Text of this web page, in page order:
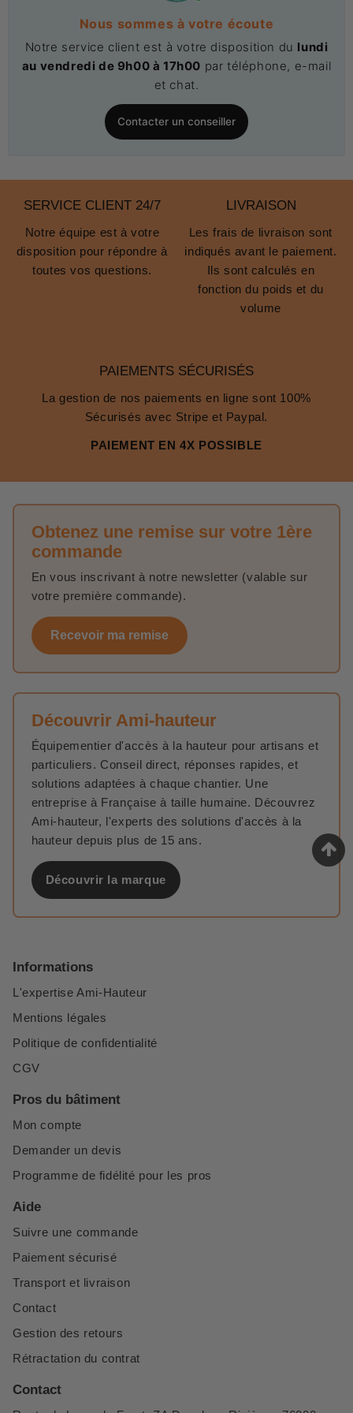
Nous sommes à votre écoute
Notre service client est à votre disposition du lundi
au vendredi de 9h00 à 17h00 par téléphone, e-mail
et chat.
Contacter un conseiller
SERVICE CLIENT 24/7
Notre équipe est à votre
disposition pour répondre à
toutes vos questions.
LIVRAISON
Les frais de livraison sont
indiqués avant le paiement.
Ils sont calculés en
fonction du poids et du
volume
PAIEMENTS SÉCURISÉS
La gestion de nos paiements en ligne sont 100%
Sécurisés avec Stripe et Paypal.
PAIEMENT EN 4X POSSIBLE
Obtenez une remise sur votre 1ère
commande
En vous inscrivant à notre newsletter (valable sur
votre première commande).
Recevoir ma remise
Découvrir Ami-hauteur
Équipementier d'accès à la hauteur pour artisans et
particuliers. Conseil direct, réponses rapides, et
solutions adaptées à chaque chantier. Une
entreprise à Française à taille humaine. Découvrez
Ami-hauteur, l'experts des solutions d'accès à la
hauteur depuis plus de 15 ans.
Découvrir la marque
Informations
L'expertise Ami-Hauteur
Mentions légales
Politique de confidentialité
CGV
Pros du bâtiment
Mon compte
Demander un devis
Programme de fidélité pour les pros
Aide
Suivre une commande
Paiement sécurisé
Transport et livraison
Contact
Gestion des retours
Rétractation du contrat
Contact